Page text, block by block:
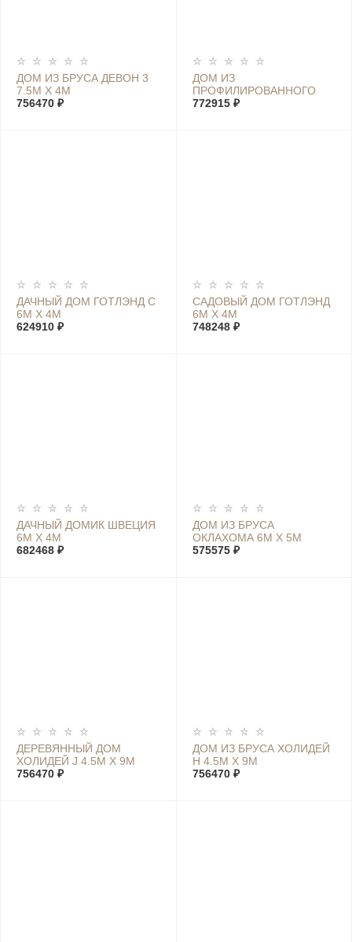
ДОМ ИЗ БРУСА ДЕВОН 3
7.5М Х 4М
756470 ₽
ДОМ ИЗ
ПРОФИЛИРОВАННОГО
БРУСА ШВЕЦИЯ XL 7М Х
772915 ₽
ДАЧНЫЙ ДОМ ГОТЛЭНД С
6М Х 4М
624910 ₽
САДОВЫЙ ДОМ ГОТЛЭНД
6М Х 4М
748248 ₽
ДАЧНЫЙ ДОМИК ШВЕЦИЯ
6М Х 4М
682468 ₽
ДОМ ИЗ БРУСА
ОКЛАХОМА 6М Х 5М
575575 ₽
ДЕРЕВЯННЫЙ ДОМ
ХОЛИДЕЙ J 4.5М Х 9М
756470 ₽
ДОМ ИЗ БРУСА ХОЛИДЕЙ
Н 4.5М Х 9М
756470 ₽